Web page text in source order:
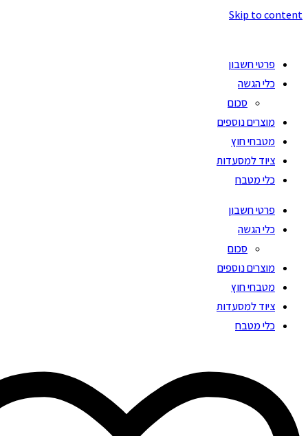
Skip to content
פרטי חשבון
כלי הגשה
סכום
מוצרים נוספים
מטבחי חוץ
ציוד למסעדות
כלי מטבח
פרטי חשבון
כלי הגשה
סכום
מוצרים נוספים
מטבחי חוץ
ציוד למסעדות
כלי מטבח